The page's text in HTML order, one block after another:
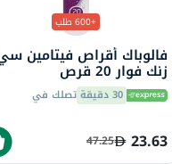
+600 طلب
فالوباك أقراص فيتامين
زنك فوار 20 قرص
30 دقيقة تصلك في
23.63
47.25